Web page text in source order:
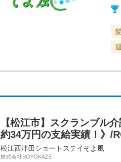
【松江市】スクランブル
約34万円の支給実績！》/
松江西津田ショートステイそよ風
株式会社SOYOKAZE